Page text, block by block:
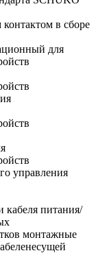
в сборе
для
управления
кабеля питания/
монтажные